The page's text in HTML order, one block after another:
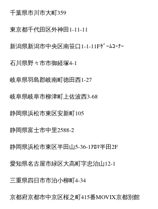
千葉県市川市大町359
東京都千代田区外神田1-11-11
新潟県新潟市中央区南笹口1-1-11Fｹﾞｰﾑｺｰﾅｰ
石川県野々市市御経塚4-1
岐阜県羽島郡岐南町徳田西1-27
岐阜県岐阜市柳津町上佐波西3-68
静岡県浜松市東区安新町105
静岡県富士市中里2588-2
静岡県浜松市東区半田山5-36-1ｱﾛﾏ半田2F
愛知県名古屋市緑区大高町字忠治山12-1
三重県四日市市泊小柳町4-34
京都府京都市中京区桜之町415番MOVIX京都別館